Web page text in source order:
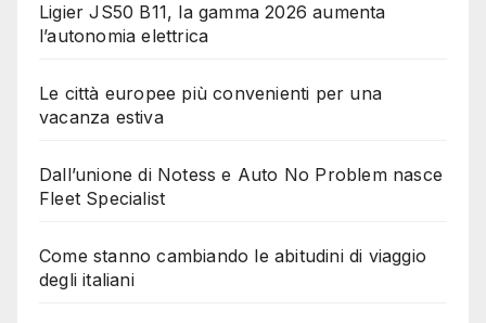
Ligier JS50 B11, la gamma 2026 aumenta
l’autonomia elettrica
Le città europee più convenienti per una
vacanza estiva
Dall’unione di Notess e Auto No Problem nasce
Fleet Specialist
Come stanno cambiando le abitudini di viaggio
degli italiani